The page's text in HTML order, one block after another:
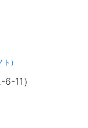
）
11）